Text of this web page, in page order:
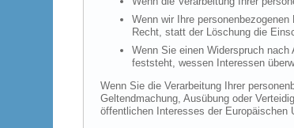
Wenn wir Ihre
Recht, statt der Löschung die
Wenn Sie einen Widerspruch
feststeht, wessen Interessen
Wenn Sie die Verarbeitung Ihrer
Geltendmachung, Ausübung oder
öffentlichen Interesses der Europäischen